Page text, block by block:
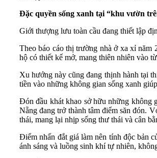
Đặc quyền sống xanh tại “khu vườn
Giới thượng lưu toàn cầu đang thiết lập
Theo báo cáo thị trường nhà ở xa xỉ năm
hộ có thiết kế mở, mang thiên nhiên vào
Xu hướng này cũng đang thịnh hành tại
tiền vào những không gian sống xanh
Đón đầu khát khao sở hữu những không
Nẵng đang trở thành tâm điểm săn đón.
thái, mang lại nhịp sống thư thái và cân
Điểm nhấn đắt giá làm nên tính độc bản
ánh sáng và luồng sinh khí tự nhiên,